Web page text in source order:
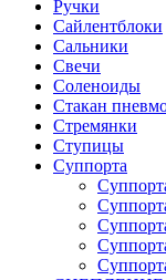
Ручки
Сайлентблоки
Сальники
Свечи
Соленоиды
Стакан
Стремянки
Ступицы
Суппорта